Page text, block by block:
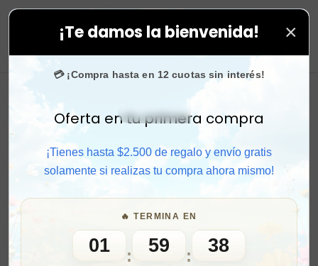
¡Te damos la bienvenida! ×
💳 ¡Compra hasta en 12 cuotas sin interés!
Activar sonido
Oferta en tu primera compra
¡Tienes hasta $2.500 de regalo y envío gratis
solamente si realizas tu compra ahora mismo!
🔥 TERMINA EN
01 : 59 : 36
todas tus compras. ⚡ Compra rápido y